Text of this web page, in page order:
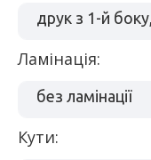
ламінація:
без ламінації
кути: